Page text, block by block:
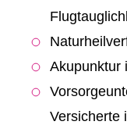
Akupunktur
Versicherte